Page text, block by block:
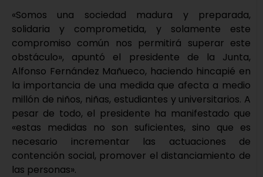
«Somos una sociedad madura y preparada,
solidaria y comprometida, y solamente este
compromiso común nos permitirá superar este
obstáculo», apuntó el presidente de la Junta,
Alfonso Fernández Mañueco, haciendo hincapié en
la importancia de una medida que afecta a medio
millón de niños, niñas, estudiantes y universitarios. A
pesar de todo, el presidente ha manifestado que
«estas medidas no son suficientes, sino que es
necesario incrementar las actuaciones de
contención social, promover el distanciamiento de
las personas».